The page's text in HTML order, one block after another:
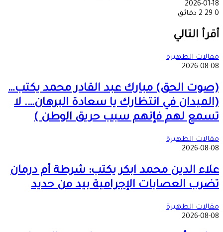
2026-01-18
0
2 دقائق
عبر
البريد
أقرأ التالي
مقالات الظهيرة
2026-08-08
(صوت الحق) مبارك عبد القادر محمد يكتب…
(الميدان في انتظارك يا سعادة البرهان…. لا
تسمع لهم فإنهم سبب حريق الوطن )
مقالات الظهيرة
2026-08-08
علاء الدين محمد ابكر يكتب: شرطة أم درمان
تضرب العصابات الإجرامية بيد من حديد
مقالات الظهيرة
2026-08-08